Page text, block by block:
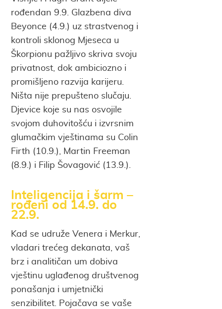
rođendan 9.9. Glazbena diva
Beyonce (4.9.) uz strastvenog i
kontroli sklonog Mjeseca u
Škorpionu pažljivo skriva svoju
privatnost, dok ambiciozno i
promišljeno razvija karijeru.
Ništa nije prepušteno slučaju.
Djevice koje su nas osvojile
svojom duhovitošću i izvrsnim
glumačkim vještinama su Colin
Firth (10.9.), Martin Freeman
(8.9.) i Filip Šovagović (13.9.).
Inteligencija i šarm –
rođeni od 14.9. do
22.9.
Kad se udruže Venera i Merkur,
vladari trećeg dekanata, vaš
brz i analitičan um dobiva
vještinu uglađenog društvenog
ponašanja i umjetnički
senzibilitet. Pojačava se vaše